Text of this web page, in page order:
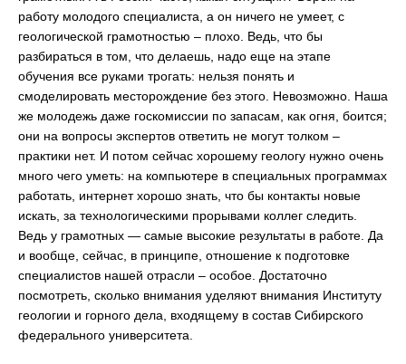
работу молодого специалиста, а он ничего не умеет, с
геологической грамотностью – плохо. Ведь, что бы
разбираться в том, что делаешь, надо еще на этапе
обучения все руками трогать: нельзя понять и
смоделировать месторождение без этого. Невозможно. Наша
же молодежь даже госкомиссии по запасам, как огня, боится;
они на вопросы экспертов ответить не могут толком –
практики нет. И потом сейчас хорошему геологу нужно очень
много чего уметь: на компьютере в специальных программах
работать, интернет хорошо знать, что бы контакты новые
искать, за технологическими прорывами коллег следить.
Ведь у грамотных — самые высокие результаты в работе. Да
и вообще, сейчас, в принципе, отношение к подготовке
специалистов нашей отрасли – особое. Достаточно
посмотреть, сколько внимания уделяют внимания Институту
геологии и горного дела, входящему в состав Сибирского
федерального университета.